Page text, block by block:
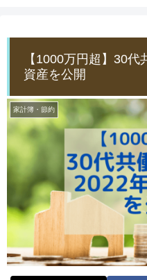
【1000万円超】30
資産を公開
家計簿・節約